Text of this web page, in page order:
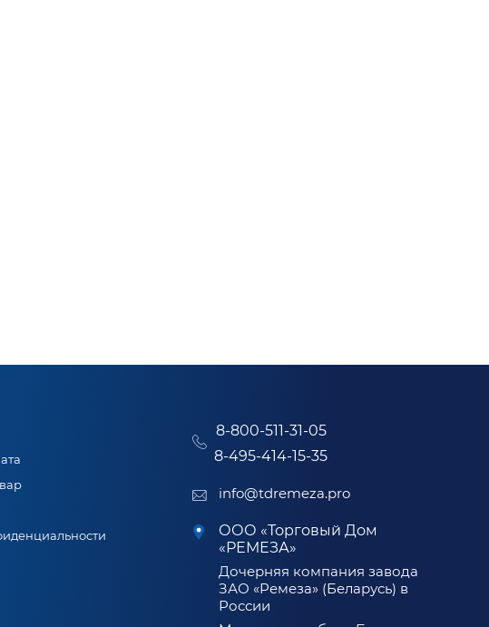
8-800-511-31-05
8-495-414-15-35
info@tdremeza.pro
ООО «Торговый Дом
«РЕМЕЗА»
Дочерняя компания завода
ЗАО «Ремеза» (Беларусь) в
России